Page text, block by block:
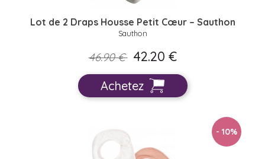
Lot de 2 Draps Housse Petit Cœur – Sauthon
Sauthon
46.90 € 42.20 €
Achetez
- 10%